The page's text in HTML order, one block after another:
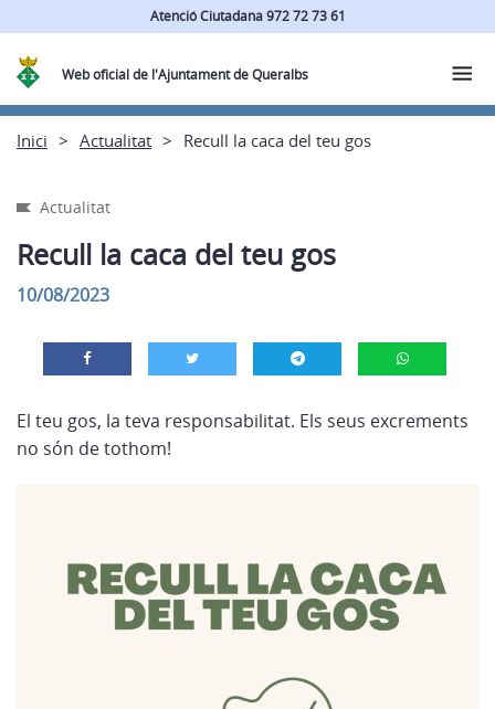
Atenció Ciutadana 972 72 73 61
Web oficial de l'Ajuntament de Queralbs
Inici Actualitat Recull la caca del teu gos
Actualitat
Recull la caca del teu gos
10/08/2023
El teu gos, la teva responsabilitat. Els seus excrements
no són de tothom!